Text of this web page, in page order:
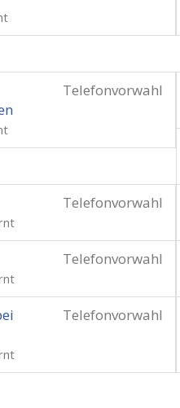
Telefonvorwahl
Telefonvorwahl
Telefonvorwahl
Telefonvorwahl